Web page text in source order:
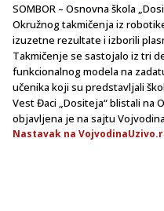
SOMBOR – Osnovna škola
Okružnog takmičenja iz
izuzetne rezultate i izborili
Takmičenje se sastojalo iz tri
funkcionalnog modela na
učenika koji su predstavljali
Vest Đaci „Dositeja“ blistali na
objavljena je na sajtu
Nastavak na